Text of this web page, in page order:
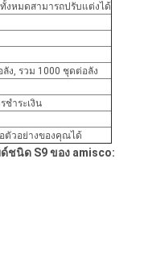
ทั้งหมดสามารถปรับแต่งได้
ง, รวม 1000 ชุดต่อลัง
ชำระเงิน
ตัวอย่างของคุณได้
ชนิด S9 ของ amisco: